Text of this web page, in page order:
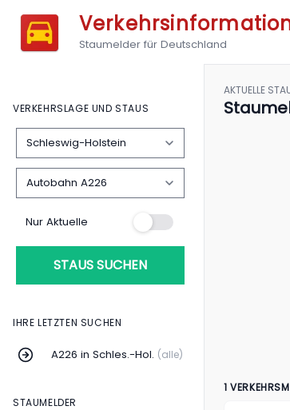
Staumelder für Deutschland
VERKEHRSLAGE UND STAUS
Nur Aktuelle
STAUS SUCHEN
IHRE LETZTEN SUCHEN
A226 in Schles.-Hol. (alle)
STAUMELDER
AKTUELLE
1